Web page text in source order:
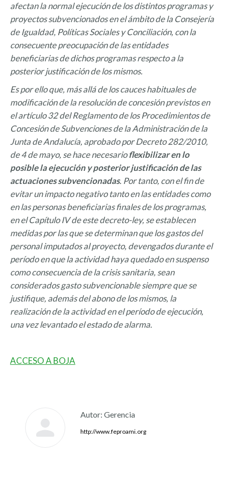
afectan la normal ejecución de los distintos programas y
proyectos subvencionados en el ámbito de la Consejería
de Igualdad, Políticas Sociales y Conciliación, con la
consecuente preocupación de las entidades
beneficiarias de dichos programas respecto a la
posterior justificación de los mismos.
Es por ello que, más allá de los cauces habituales de
modificación de la resolución de concesión previstos en
el artículo 32 del Reglamento de los Procedimientos de
Concesión de Subvenciones de la Administración de la
Junta de Andalucía, aprobado por Decreto 282/2010,
de 4 de mayo, se hace necesarioflexibilizar en lo
posible la ejecución y posterior justificación de las
actuaciones subvencionadas. Por tanto, con el fin de
evitar un impacto negativo tanto en las entidades como
en las personas beneficiarias finales de los programas,
en el Capítulo IV de este decreto-ley, se establecen
medidas por las que se determinan que los gastos del
personal imputados al proyecto, devengados durante el
período en que la actividad haya quedado en suspenso
como consecuencia de la crisis sanitaria, sean
considerados gasto subvencionable siempre que se
justifique, además del abono de los mismos, la
realización de la actividad en el período de ejecución,
una vez levantado el estado de alarma.
ACCESO A BOJA
Autor: Gerencia
http://www.feproami.org